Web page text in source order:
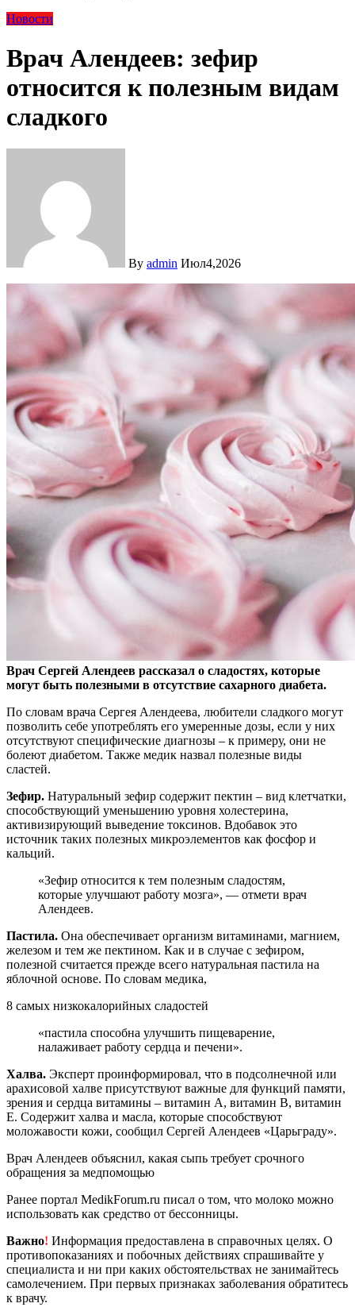
Новости
Врач Алендеев: зефир
относится к полезным видам
сладкого
By admin Июл4,2026
Врач Сергей Алендеев рассказал о сладостях, которые
могут быть полезными в отсутствие сахарного диабета.
По словам врача Сергея Алендеева, любители сладкого могут
позволить себе употреблять его умеренные дозы, если у них
отсутствуют специфические диагнозы – к примеру, они не
болеют диабетом. Также медик назвал полезные виды
сластей.
Зефир. Натуральный зефир содержит пектин – вид клетчатки,
способствующий уменьшению уровня холестерина,
активизирующий выведение токсинов. Вдобавок это
источник таких полезных микроэлементов как фосфор и
кальций.
«Зефир относится к тем полезным сладостям,
которые улучшают работу мозга», — отмети врач
Алендеев.
Пастила. Она обеспечивает организм витаминами, магнием,
железом и тем же пектином. Как и в случае с зефиром,
полезной считается прежде всего натуральная пастила на
яблочной основе. По словам медика,
8 самых низкокалорийных сладостей
«пастила способна улучшить пищеварение,
налаживает работу сердца и печени».
Халва. Эксперт проинформировал, что в подсолнечной или
арахисовой халве присутствуют важные для функций памяти,
зрения и сердца витамины – витамин А, витамин В, витамин
Е. Содержит халва и масла, которые способствуют
моложавости кожи, сообщил Сергей Алендеев «Царьграду».
Врач Алендеев объяснил, какая сыпь требует срочного
обращения за медпомощью
Ранее портал MedikForum.ru писал о том, что молоко можно
использовать как средство от бессонницы.
Важно! Информация предоставлена в справочных целях. О
противопоказаниях и побочных действиях спрашивайте у
специалиста и ни при каких обстоятельствах не занимайтесь
самолечением. При первых признаках заболевания обратитесь
к врачу.